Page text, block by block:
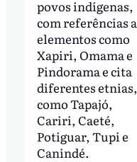
povos indígenas,
com referências a
elementos como
Xapiri, Omama e
Pindorama e cita
diferentes etnias,
como Tapajó,
Cariri, Caeté,
Potiguar, Tupi e
Canindé.